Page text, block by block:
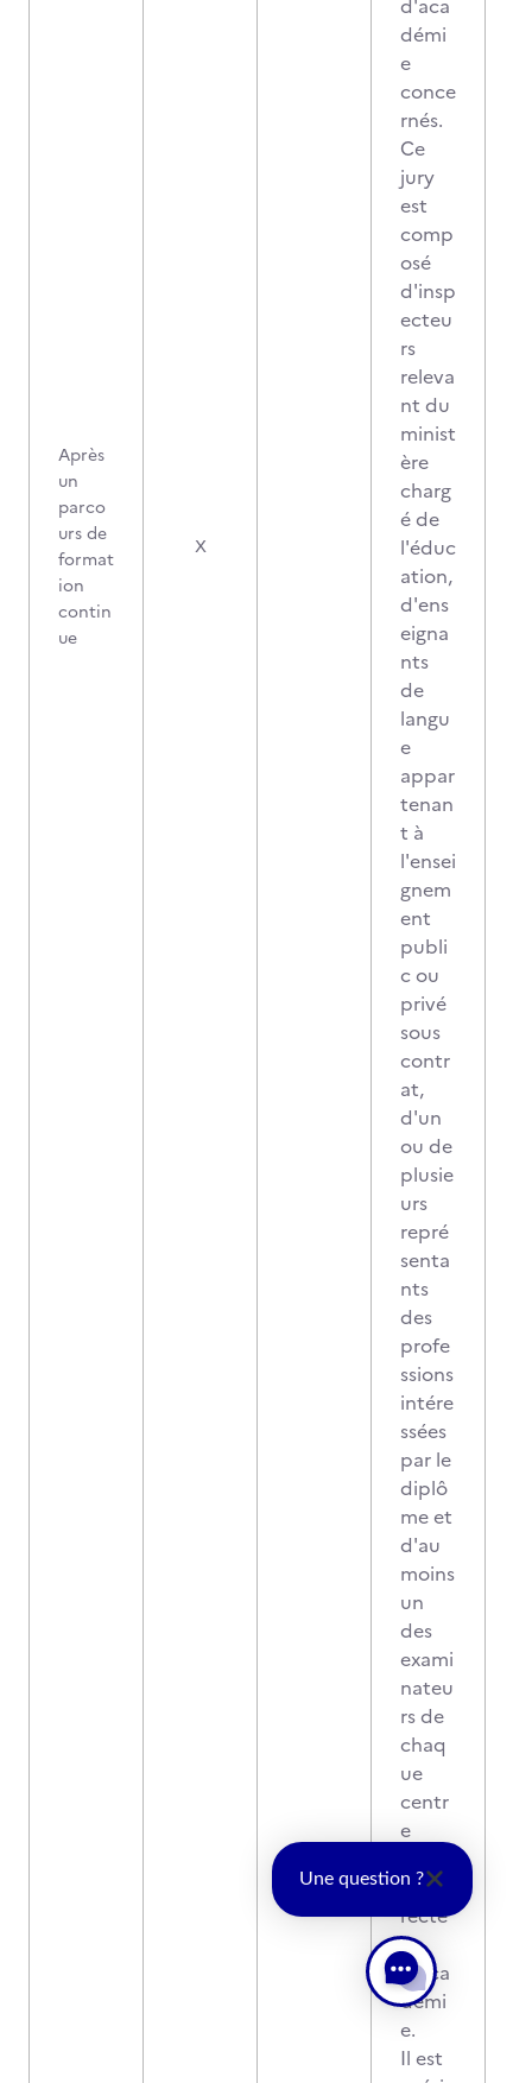
Après
un
parco
urs de
format
ion
contin
ue
X
d'aca
démi
e
conce
rnés.
Ce
jury
est
comp
osé
d'insp
ecteu
rs
releva
nt du
minist
ère
charg
é de
l'éduc
ation,
d'ens
eigna
nts
de
langu
e
appar
tenan
t à
l'ensei
gnem
ent
publi
c ou
privé
sous
contr
at,
d'un
ou de
plusie
urs
repré
senta
nts
des
profe
ssions
intére
ssées
par le
diplô
me et
d'au
moins
un
des
exami
nateu
rs de
chaq
ue
centr
e
par le
recte
ur
d'aca
démi
e.
Il est
Une question ?